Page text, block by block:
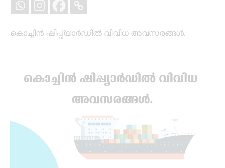
കൊച്ചിന്‍ ഷിപ്പ്യാര്‍ഡിൽ വിവിധ അവസരങ്ങൾ.